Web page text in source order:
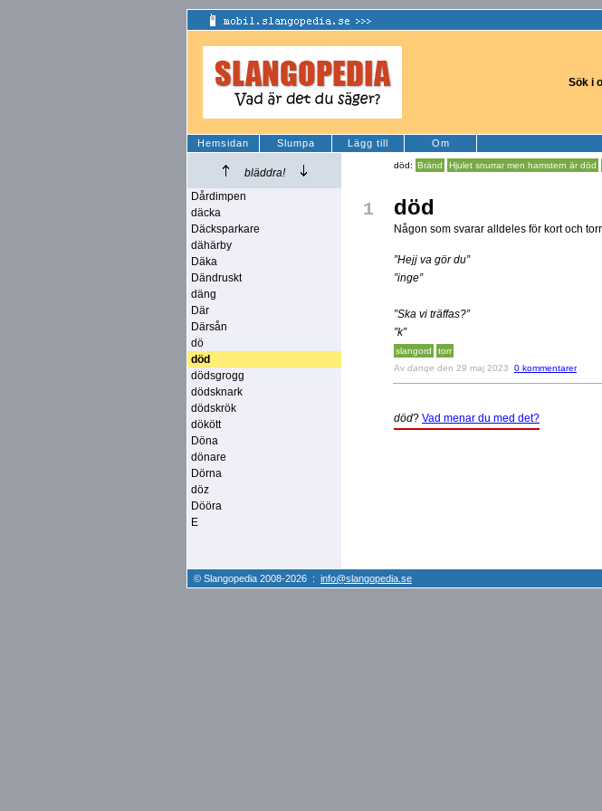
Sök i
Hemsidan Slumpa Lägg till Om
bläddra!
Dårdimpen
däcka
Däcksparkare
dähärby
Däka
Dändruskt
däng
Där
Därsån
dö
död
dödsgrogg
dödsknark
dödskrök
dökött
Döna
dönare
Dörna
döz
Dööra
E
död: Bränd Hjulet snurrar men hamstern är död
1 död
Någon som svarar alldeles för kort och
”Hejj va gör du”
”inge”
”Ska vi träffas?”
”k”
slangord
torr
Av danqe den 29 maj 2023 0 kommentarer
död? Vad menar du med det?
© Slangopedia 2008-2026 : info@slangopedia.se